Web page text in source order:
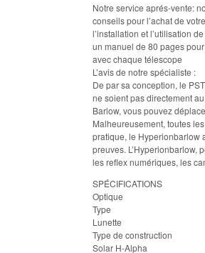
Notre service aprés-vente:
conseils pour l’achat de
l’installation et l’utilisation
un manuel de 80 pages
avec chaque télescope
L’avis de notre spécialiste :
De par sa conception, le
ne soient pas directement
Barlow, vous pouvez
Malheureusement, toutes
pratique, le Hyperionbarlow
preuves. L’Hyperionbarlow,
les reflex numériques, les
SPÉCIFICATIONS
Optique
Type
Lunette
Type de construction
Solar H-Alpha